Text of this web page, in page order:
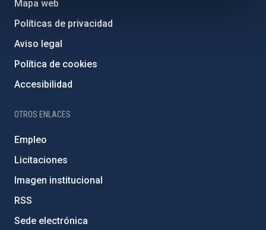
Mapa web
Políticas de privacidad
Aviso legal
Política de cookies
Accesibilidad
OTROS ENLACES
Empleo
Licitaciones
Imagen institucional
RSS
Sede electrónica